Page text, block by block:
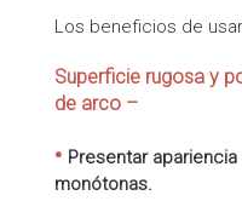
Los beneficios de
Superficie rugosa y
de arco –
• Presentar
monótonas.